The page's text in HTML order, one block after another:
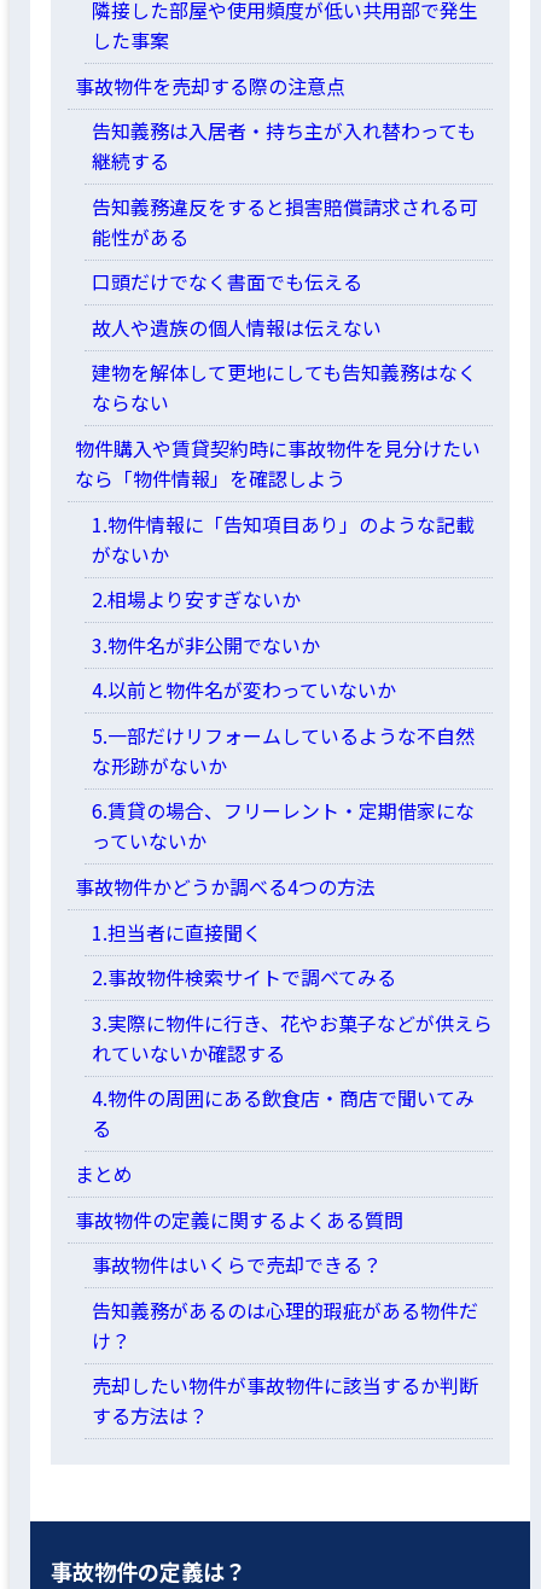
隣接した部屋や使用頻度が低い共用部で発生
した事案
事故物件を売却する際の注意点
告知義務は入居者・持ち主が入れ替わっても
継続する
告知義務違反をすると損害賠償請求される可
能性がある
口頭だけでなく書面でも伝える
故人や遺族の個人情報は伝えない
建物を解体して更地にしても告知義務はなく
ならない
物件購入や賃貸契約時に事故物件を見分けたい
なら「物件情報」を確認しよう
1.物件情報に「告知項目あり」のような記載
がないか
2.相場より安すぎないか
3.物件名が非公開でないか
4.以前と物件名が変わっていないか
5.一部だけリフォームしているような不自然
な形跡がないか
6.賃貸の場合、フリーレント・定期借家にな
っていないか
事故物件かどうか調べる4つの方法
1.担当者に直接聞く
2.事故物件検索サイトで調べてみる
3.実際に物件に行き、花やお菓子などが供えら
れていないか確認する
4.物件の周囲にある飲食店・商店で聞いてみ
る
まとめ
事故物件の定義に関するよくある質問
事故物件はいくらで売却できる？
告知義務があるのは心理的瑕疵がある物件だ
け？
売却したい物件が事故物件に該当するか判断
する方法は？
事故物件の定義は？